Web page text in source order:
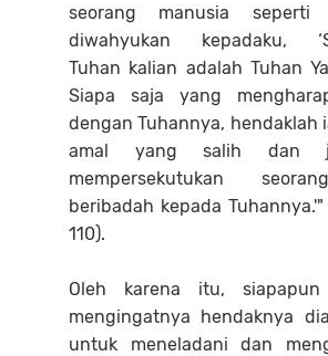
seorang manusia seperti
diwahyukan kepadaku,
Tuhan kalian adalah Tuhan
Siapa saja yang
dengan Tuhannya, hendaklah
amal yang salih dan
mempersekutukan
beribadah kepada Tuhannya.'"
110).
Oleh karena itu,
mengingatnya hendaknya
untuk meneladani dan